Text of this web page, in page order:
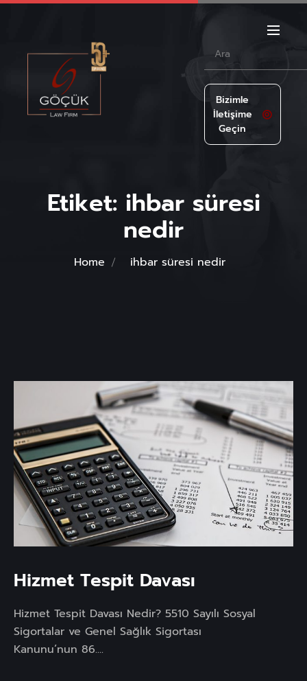
Bizimle
İletişime
Geçin
Etiket: ihbar süresi
nedir
Home ihbar süresi nedir
Hizmet Tespit Davası
Hizmet Tespit Davası Nedir? 5510 Sayılı Sosyal
Sigortalar ve Genel Sağlık Sigortası
Kanunu’nun 86....